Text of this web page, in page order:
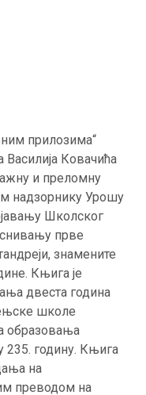
прилозима“
Ковачића
и преломну
надзорнику Урошу
Школског
прве
знамените
Књига је
двеста година
школе
образовања
235. годину. Књига
на
преводом на